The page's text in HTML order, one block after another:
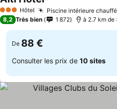
3 ÉtoilesHôtel Piscine intérieure
8,2 Très bien 1 872
De 88 €
Consulter les prix de 10 sites